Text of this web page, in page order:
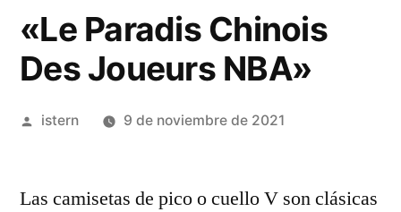
«Le Paradis Chinois
Des Joueurs NBA»
Publicado
istern 9 de noviembre de 2021
Las camisetas de pico o cuello V son clásicas